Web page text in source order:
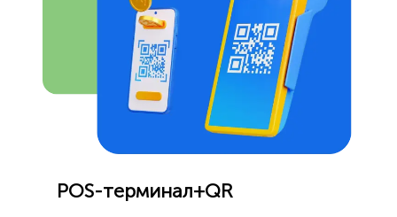
POS-терминал+QR